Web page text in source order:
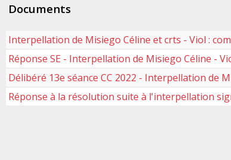
Documents
Interpellation de Misiego Céline et crts - Viol :
Réponse SE - Interpellation de Misiego Céline -
Délibéré 13e séance CC 2022 - Interpellation de
Réponse à la résolution suite à l'interpellation